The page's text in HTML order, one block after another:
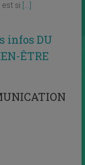
est si […]
infos DU
ÊTRE